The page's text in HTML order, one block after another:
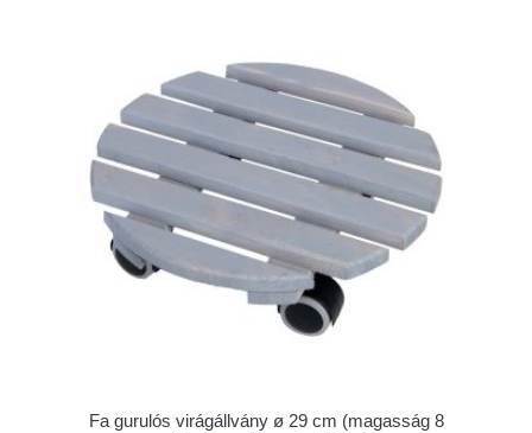
Fa gurulós virágállvány ø 29 cm (magasság 8